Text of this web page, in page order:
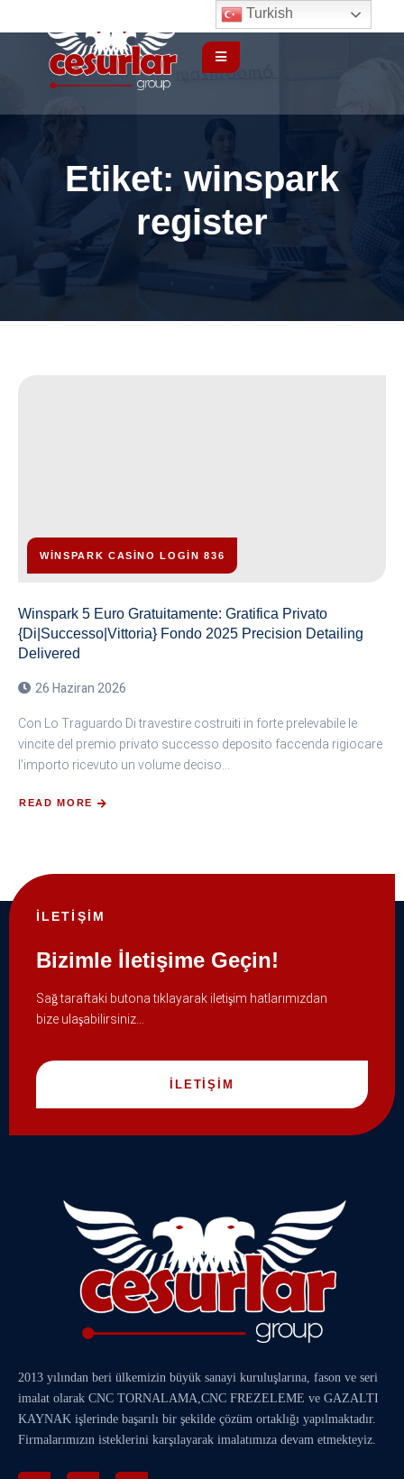
Etiket: winspark
register
WINSPARK CASINO LOGIN 836
Winspark 5 Euro Gratuitamente: Gratifica Privato
{Di|Successo|Vittoria} Fondo 2025 Precision Detailing
Delivered
26 Haziran 2026
Con Lo Traguardo Di travestire costruiti in forte prelevabile le
vincite del premio privato successo deposito faccenda rigiocare
l’importo ricevuto un volume deciso…
READ MORE
İLETİŞİM
Bizimle İletişime Geçin!
Sağ taraftaki butona tıklayarak iletişim hatlarımızdan
bize ulaşabilirsiniz…
İLETİŞİM
2013 yılından beri ülkemizin büyük sanayi kuruluşlarına, fason ve seri
imalat olarak CNC TORNALAMA CNC FREZELEME ve GAZALTI
KAYNAK işlerinde başarılı bir şekilde çözüm ortaklığı yapılmaktadır.
Firmalarımızın isteklerini karşılayarak imalatımıza devam etmekteyiz.
Turkish